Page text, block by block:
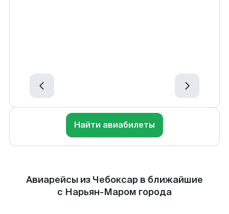
Найти авиабилеты
Авиарейсы из Чебоксар в ближайшие
с Нарьян-Маром города